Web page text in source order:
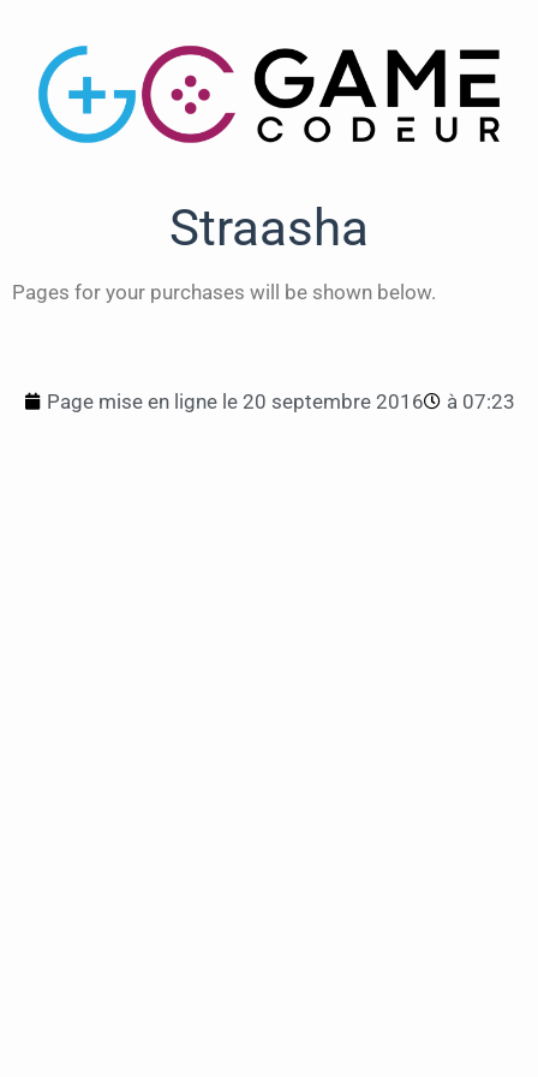
Straasha
Pages for your purchases will be shown below.
Page mise en ligne le 20 septembre 2016 à 07:23